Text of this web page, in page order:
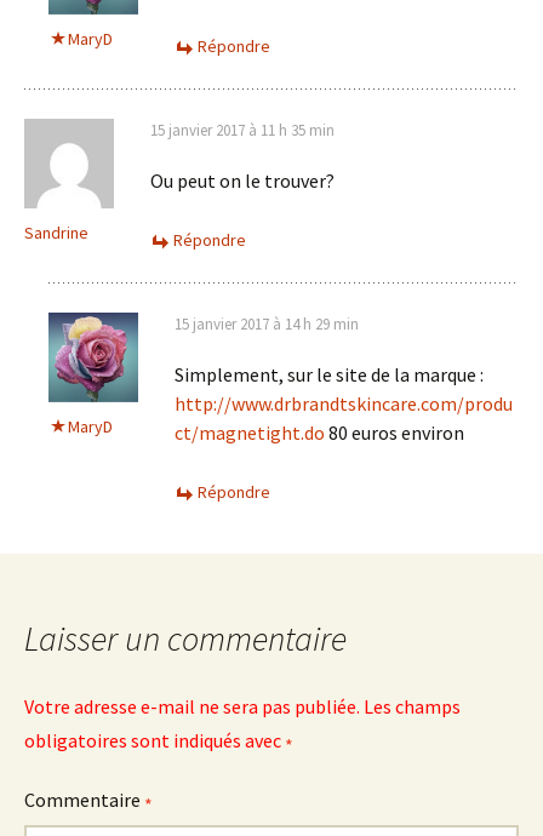
MaryD Répondre
Sandrine
15 janvier 2017 à 11 h 35 min
Ou peut on le trouver?
Répondre
MaryD
15 janvier 2017 à 14 h 29 min
Simplement, sur le site de la marque :
http://www.drbrandtskincare.com/produ
ct/magnetight.do 80 euros environ
Répondre
Laisser un commentaire
Votre adresse e-mail ne sera pas publiée. Les champs
obligatoires sont indiqués avec *
Commentaire *